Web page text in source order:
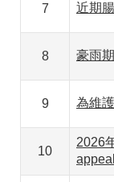
7 近期
8 豪雨
9 為維
10
2026